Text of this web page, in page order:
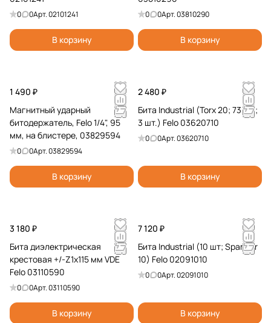
и
е
с
к
е
б
и
0 0Арт.02101241
В корзину
0 0Арт.03810290
В корзину
1 490 ₽
Магнитный ударный
битодержатель, Felo 1/4", 95
мм, на блистере, 03829594
0 0Арт.03829594
В корзину
2 480 ₽
Бита Industrial (Torx 20; 73 мм;
3 шт.) Felo 03620710
0 0Арт.03620710
В корзину
3 180 ₽
Бита диэлектрическая
крестовая +/-Z1x115 мм VDE
Felo 03110590
0 0Арт.03110590
В корзину
7 120 ₽
Бита Industrial (10 шт; Spanner
10) Felo 02091010
0 0Арт.02091010
В корзину